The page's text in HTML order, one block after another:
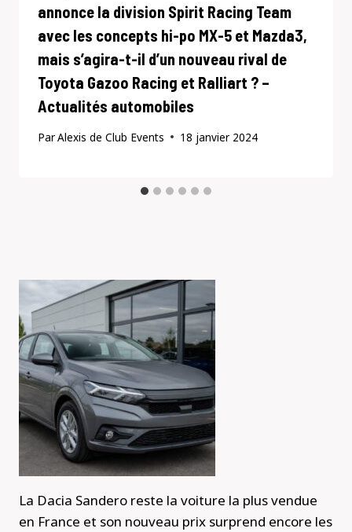
annonce la division Spirit Racing Team
avec les concepts hi-po MX-5 et Mazda3,
mais s’agira-t-il d’un nouveau rival de
Toyota Gazoo Racing et Ralliart ? –
Actualités automobiles
ParAlexis de Club Events 18 janvier 2024
La Dacia Sandero reste la voiture la plus vendue
en France et son nouveau prix surprend encore les